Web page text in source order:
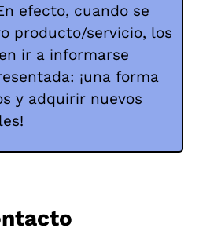
efecto, cuando se
producto/servicio, los
ir a informarse
¡una forma
y adquirir nuevos